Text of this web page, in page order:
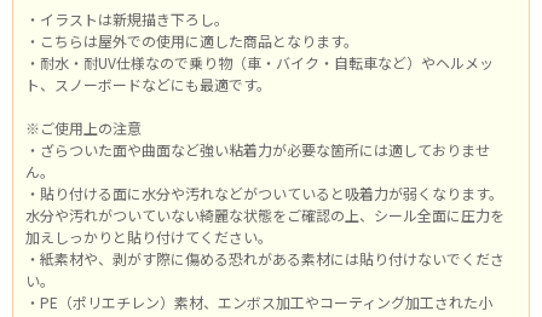
・イラストは新規描き下ろし。
・こちらは屋外での使用に適した商品となります。
・耐水・耐UV仕様なので乗り物（車・バイク・自転車など）やヘルメッ
ト、スノーボードなどにも最適です。
※ご使用上の注意
・ざらついた面や曲面など強い粘着力が必要な箇所には適しておりませ
ん。
・貼り付ける面に水分や汚れなどがついていると吸着力が弱くなります。
水分や汚れがついていない綺麗な状態をご確認の上、シール全面に圧力を
加えしっかりと貼り付けてください。
・紙素材や、剥がす際に傷める恐れがある素材には貼り付けないでくださ
い。
・PE（ポリエチレン）素材、エンボス加工やコーティング加工された小